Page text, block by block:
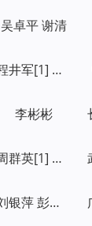
吴卓平 谢清
程井军[1] 闫庆军[1] 吴其恺[2]
李彬彬
周群英[1] 徐宏毅[2] 胡绍元[2]
刘银萍 彭端 蒋力立